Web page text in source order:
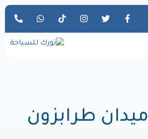
ميدان طرابزون